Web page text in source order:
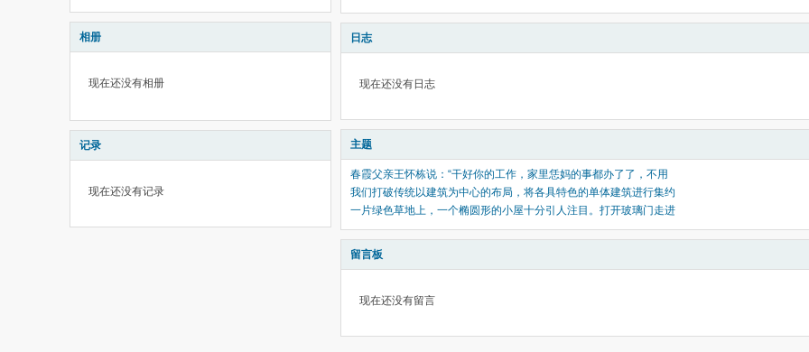
相册
现在还没有相册
记录
现在还没有记录
日志
现在还没有日志
主题
春霞父亲王怀栋说：“干好你的工作，家里恁妈的事都办了了，不用
我们打破传统以建筑为中心的布局，将各具特色的单体建筑进行集约
一片绿色草地上，一个椭圆形的小屋十分引人注目。打开玻璃门走进
留言板
现在还没有留言